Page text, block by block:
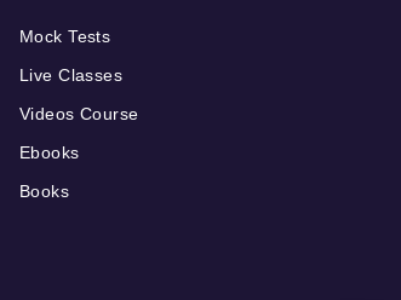
Mock Tests
Live Classes
Videos Course
Ebooks
Books